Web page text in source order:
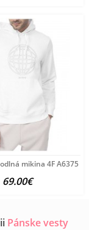
mikina 4F A6375
69.00€
Pánske vesty